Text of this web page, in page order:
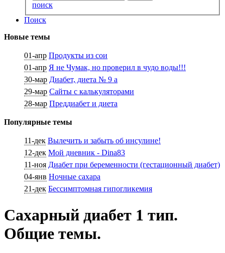
поиск
Поиск
Новые темы
01-апр Продукты из сои
01-апр Я не Чумак, но проверил в чудо воды!!!
30-мар Диабет, диета № 9 а
29-мар Сайты с калькуляторами
28-мар Преддиабет и диета
Популярные темы
11-дек Вылечить и забыть об инсулине!
12-дек Мой дневник - Dina83
11-ноя Диабет при беременности (гестационный диабет)
04-янв Ночные сахара
21-дек Бессимптомная гипогликемия
Сахарный диабет 1 тип.
Общие темы.